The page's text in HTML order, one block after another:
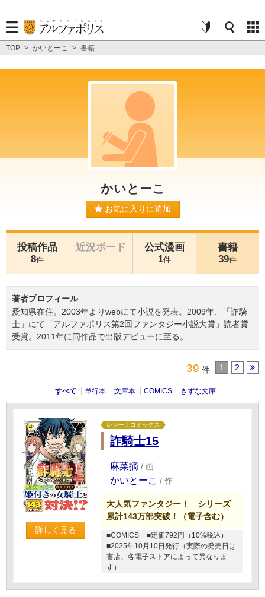
TOP > かいとーこ > 書籍
かいとーこ
お気に入りに追加
投稿作品
8件
近況ボード
公式漫画
1件
書籍
39件
著者プロフィール
愛知県在住。2003年よりwebにて小説を発表。2009年、「詐騎
士」にて「アルファポリス第2回ファンタジー小説大賞」読者賞
受賞。2011年に同作品で出版デビューに至る。
39 件 1 2
すべて 単行本 文庫本 COMICS きずな文庫
詳しく見る
レジーナコミックス
詐騎士15
麻菜摘 / 画
かいとーこ / 作
大人気ファンタジー！ シリーズ
累計143万部突破！（電子含む）
■COMICS
■定価792円（10%税込）
■2025年10月10日発行（実際の発売日は
書店、各電子ストアによって異なりま
す）